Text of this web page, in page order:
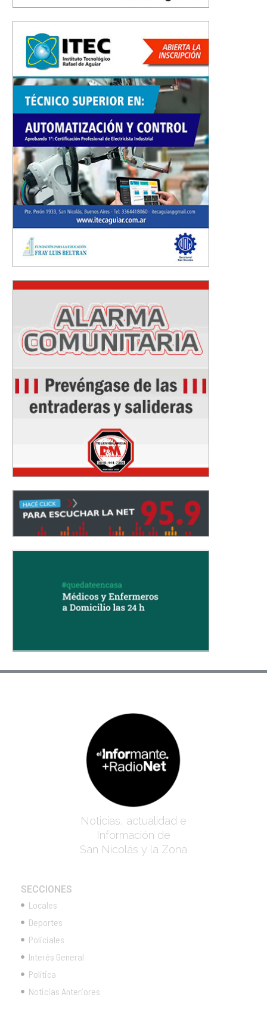
Noticias, actualidad e
Información de
San Nicolás y la Zona
SECCIONES
Locales
Deportes
Policiales
Interés General
Política
Noticias Anteriores